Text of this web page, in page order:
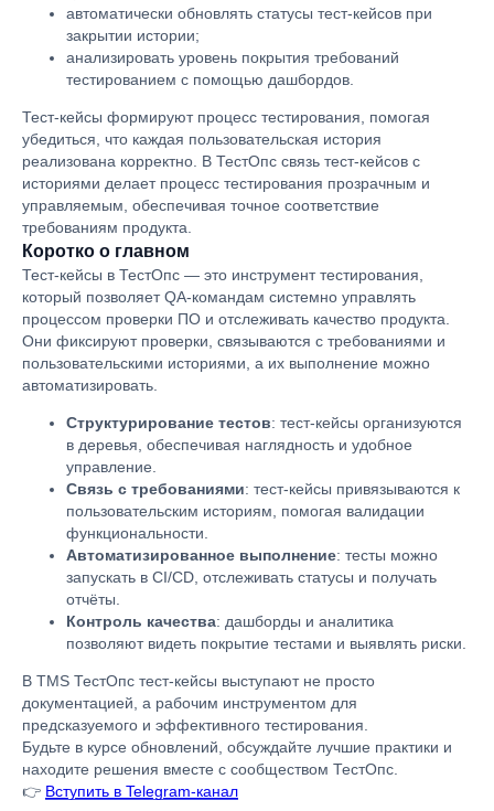
автоматически обновлять статусы тест-кейсов при
закрытии истории;
анализировать уровень покрытия требований
тестированием с помощью дашбордов.
Тест-кейсы формируют процесс тестирования, помогая
убедиться, что каждая пользовательская история
реализована корректно. В ТестОпс связь тест-кейсов с
историями делает процесс тестирования прозрачным и
управляемым, обеспечивая точное соответствие
требованиям продукта.
Коротко о главном
Тест-кейсы в ТестОпс — это инструмент тестирования,
который позволяет QA-командам системно управлять
процессом проверки ПО и отслеживать качество продукта.
Они фиксируют проверки, связываются с требованиями и
пользовательскими историями, а их выполнение можно
автоматизировать.
Структурирование тестов: тест-кейсы организуются
в деревья, обеспечивая наглядность и удобное
управление.
Связь с требованиями: тест-кейсы привязываются к
пользовательским историям, помогая валидации
функциональности.
Автоматизированное выполнение: тесты можно
запускать в CI/CD, отслеживать статусы и получать
отчёты.
Контроль качества: дашборды и аналитика
позволяют видеть покрытие тестами и выявлять риски.
В TMS ТестОпс тест-кейсы выступают не просто
документацией, а рабочим инструментом для
предсказуемого и эффективного тестирования.
Будьте в курсе обновлений, обсуждайте лучшие практики и
находите решения вместе с сообществом ТестОпс.
👉 Вступить в Telegram-канал